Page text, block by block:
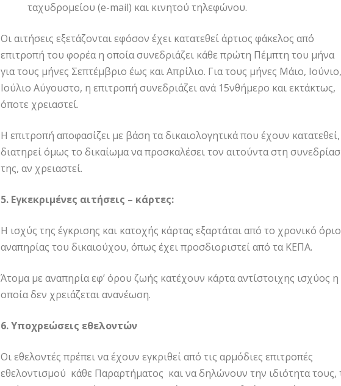
ταχυδρομείου (e-mail) και κινητού τηλεφώνου.
Οι αιτήσεις εξετάζονται εφόσον έχει κατατεθεί άρτιος φάκελος από
επιτροπή του φορέα η οποία συνεδριάζει κάθε πρώτη Πέμπτη του μήνα
για τους μήνες Σεπτέμβριο έως και Απρίλιο. Για τους μήνες Μάιο, Ιούνιο,
Ιούλιο Αύγουστο, η επιτροπή συνεδριάζει ανά 15νθήμερο και εκτάκτως,
όποτε χρειαστεί.
Η επιτροπή αποφασίζει με βάση τα δικαιολογητικά που έχουν κατατεθεί,
διατηρεί όμως το δικαίωμα να προσκαλέσει τον αιτούντα στη
της, αν χρειαστεί.
5. Εγκεκριμένες αιτήσεις – κάρτες:
Η ισχύς της έγκρισης και κατοχής κάρτας εξαρτάται από το χρονικό όριο
αναπηρίας του δικαιούχου, όπως έχει προσδιοριστεί από τα ΚΕΠΑ.
Άτομα με αναπηρία εφ’ όρου ζωής κατέχουν κάρτα αντίστοιχης ισχύος η
οποία δεν χρειάζεται ανανέωση.
6. Υποχρεώσεις εθελοντών
Οι εθελοντές πρέπει να έχουν εγκριθεί από τις αρμόδιες επιτροπές
εθελοντισμού κάθε Παραρτήματος και να δηλώνουν την ιδιότητα τους,